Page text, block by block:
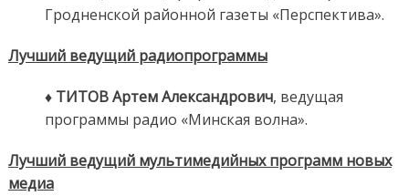
Гродненской районной газеты «Перспектива».
Лучший ведущий радиопрограммы
♦ ТИТОВ Артем Александрович, ведущая
программы радио «Минская волна».
Лучший ведущий мультимедийных программ новых
медиа